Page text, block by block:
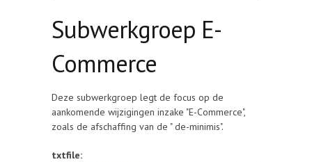
Subwerkgroep E-
Commerce
Deze subwerkgroep legt de focus op de
aankomende wijzigingen inzake "E-Commerce",
zoals de afschaffing van de " de-minimis".
txtfile: